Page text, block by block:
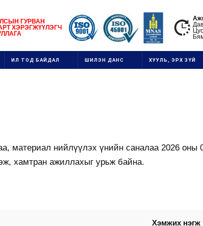
ГУРВАН
ХЭРЭГЖҮҮЛЭГЧ
А
ИЛ ТОД БАЙДАЛ ШИЛЭН ДАНС ХУУЛЬ, ЭРХ ЗҮЙ
материал нийлүүлэх үнийн саналаа 2026 оны
хамтран ажиллахыг урьж байна.
Хэмжих нэгж